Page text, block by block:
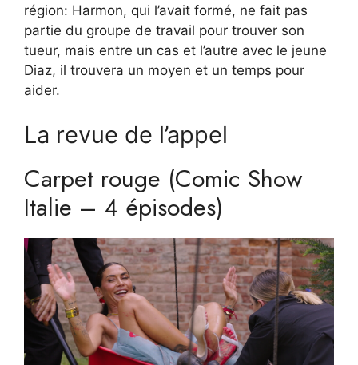
région: Harmon, qui l’avait formé, ne fait pas
partie du groupe de travail pour trouver son
tueur, mais entre un cas et l’autre avec le jeune
Diaz, il trouvera un moyen et un temps pour
aider.
La revue de l’appel
Carpet rouge (Comic Show
Italie – 4 épisodes)